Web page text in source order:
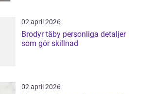
02 april 2026
Brodyr täby personliga detaljer
som gör skillnad
02 april 2026